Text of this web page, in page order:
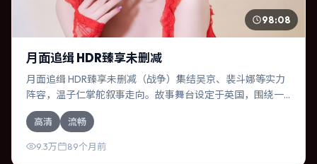
98:08
月面追缉 HDR臻享未删减
月面追缉 HDR臻享未删减（战争）集结吴京、裴斗娜等实力
阵容，温子仁掌舵叙事走向。故事舞台设定于英国，围绕一
次意外选择展开连锁反应；配乐与色彩高度服务于主题，结
尾留白耐人寻味。
高清 流畅
9.3万 89个月前